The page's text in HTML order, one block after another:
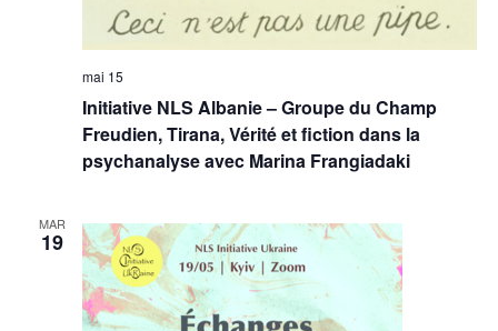
Initiative NLS Albanie – Groupe du Champ
Freudien, Tirana, Vérité et fiction dans la
psychanalyse avec Marina Frangiadaki
mai 15
MAR
19